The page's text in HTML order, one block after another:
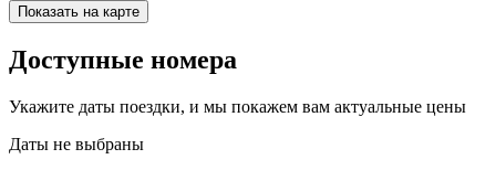
Показать на карте
Доступные номера
Укажите даты поездки, и мы покажем вам актуальные цены
Даты не выбраны